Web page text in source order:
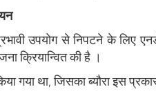
उपयोग से निपटने के लिए
क्रियान्वित की है ।
गया था, जिसका ब्यौरा इस